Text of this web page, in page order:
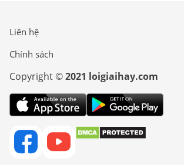
Liên hệ
Chính sách
Copyright ©2021 loigiaihay.com